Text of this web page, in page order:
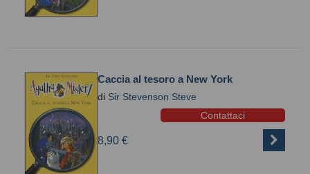
Caccia al tesoro a New York
di Sir Stevenson Steve
Contattaci
8,90 €